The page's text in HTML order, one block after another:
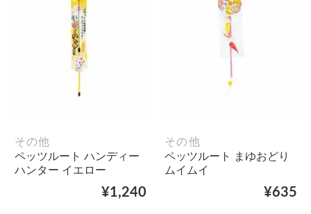
その他
ペッツルート ハンディー
ハンター イエロー
¥1,240
その他
ペッツルート まゆおどり
ムイムイ
¥635